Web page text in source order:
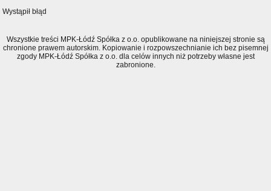
Wystąpił błąd
Wszystkie treści MPK-Łódź Spółka z o.o. opublikowane na niniejszej stronie są
chronione prawem autorskim. Kopiowanie i rozpowszechnianie ich bez pisemnej
zgody MPK-Łódź Spółka z o.o. dla celów innych niż potrzeby własne jest
zabronione.